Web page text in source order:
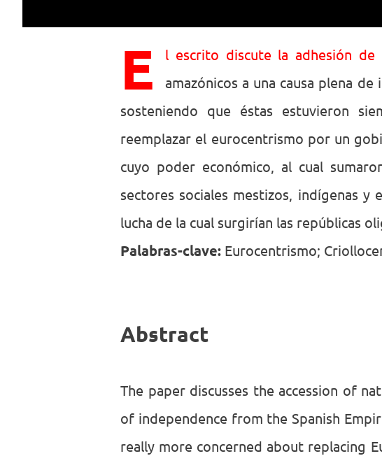
E
l escrito discute la adhesión
amazónicos a una causa plena
sosteniendo que éstas estuvieron
reemplazar el eurocentrismo por un
cuyo poder económico, al cual
sectores sociales mestizos, indígenas y
lucha de la cual surgirían las repúblicas
Palabras-clave: Eurocentrismo;
Abstract
The paper discusses the accession of
of independence from the Spanish
really more concerned about replacing